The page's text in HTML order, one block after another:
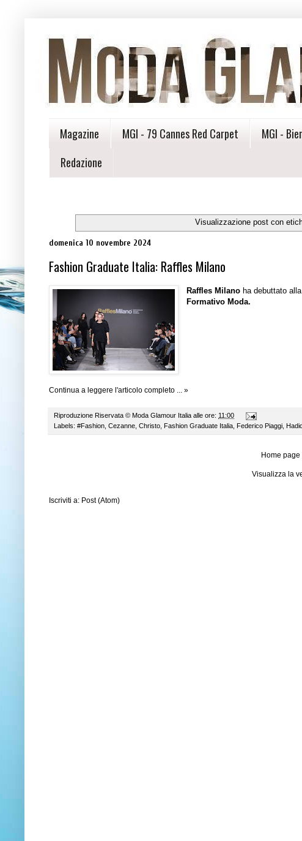
Magazine MGI - 79 Cannes Red Carpet MGI -
Redazione
Visualizzazione post con
domenica 10 novembre 2024
Fashion Graduate Italia: Raffles Milano
Raffles Milano ha debuttato alla
Formativo Moda.
Continua a leggere l'articolo completo ... »
Riproduzione Riservata © Moda Glamour Italia alle ore: 11:00
Labels: #Fashion Cezanne Christo Fashion Graduate Italia Federico Piaggi Hadid
Home page
Visualizza la
Iscriviti a: Post (Atom)